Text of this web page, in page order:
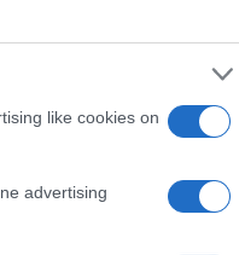
like cookies on
advertising
μέσα.
όπως ο
06/08/
Δίωξη για
26χρονο
06/08/